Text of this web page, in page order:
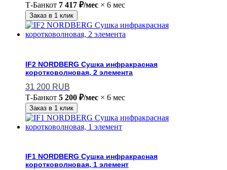
Т-Банкот 7 417 ₽/мес × 6 мес
Заказ в 1 клик
IF2 NORDBERG Сушка инфракрасная
коротковолновая, 2 элемента
31 200 RUB
Т-Банкот 5 200 ₽/мес × 6 мес
Заказ в 1 клик
IF1 NORDBERG Сушка инфракрасная
коротковолновая, 1 элемент